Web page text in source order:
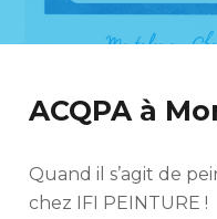
ACQPA à
Quand il s’agit de
chez IFI PEINTURE !